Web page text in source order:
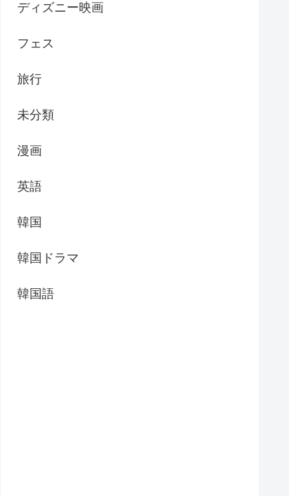
ディズニー映画
フェス
旅行
未分類
漫画
英語
韓国
韓国ドラマ
韓国語